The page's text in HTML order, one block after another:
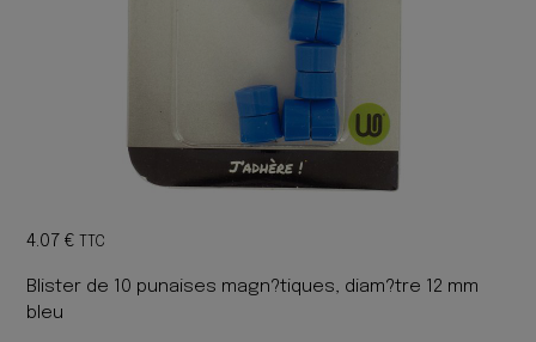
4.07€ TTC
Blister de 10 punaises magn?tiques, diam?tre 12 mm
bleu